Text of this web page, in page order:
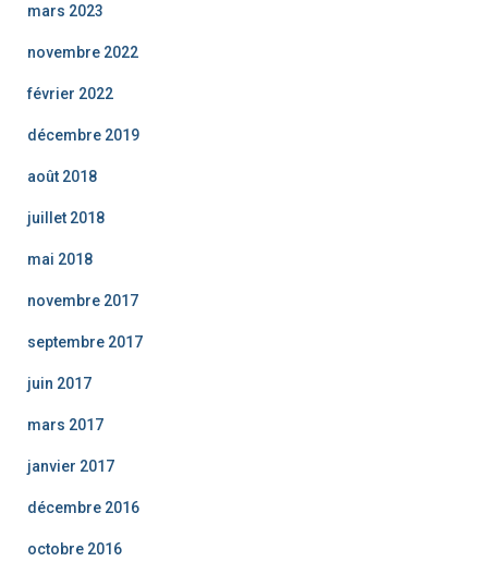
mars 2023
novembre 2022
février 2022
décembre 2019
août 2018
juillet 2018
mai 2018
novembre 2017
septembre 2017
juin 2017
mars 2017
janvier 2017
décembre 2016
octobre 2016